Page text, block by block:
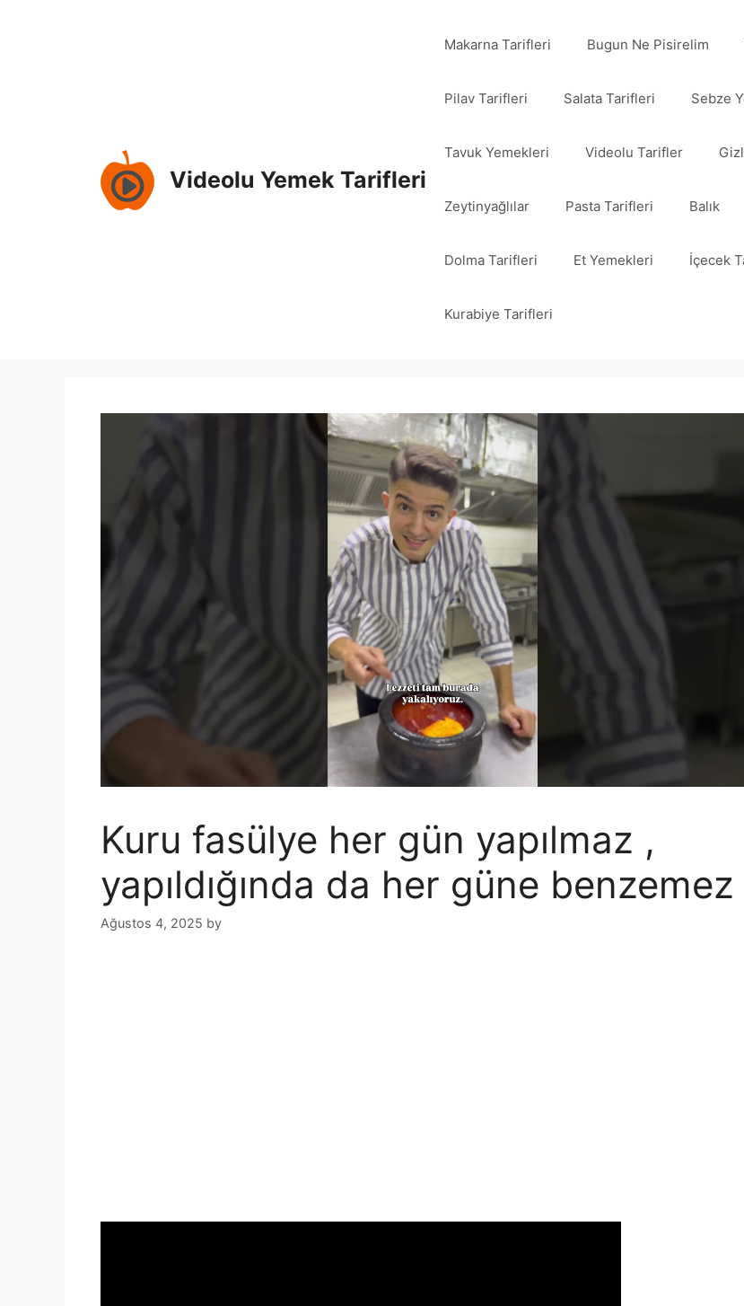
Videolu Yemek Tarifleri
Makarna Tarifleri Bugun Ne Pisirelim
Pilav Tarifleri Salata Tarifleri Sebze
Tavuk Yemekleri Videolu Tarifler
Zeytinyağlılar Pasta Tarifleri Balık
Dolma Tarifleri Et Yemekleri İçecek
Kurabiye Tarifleri
Kuru fasülye her gün yapılmaz ,
yapıldığında da her güne benzemez
Ağustos 4, 2025 by